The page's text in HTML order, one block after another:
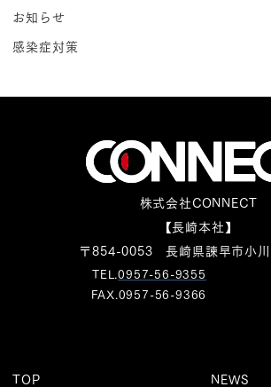
お知らせ
感染症対策
株式会社CONNECT
【長崎本社】
〒854-0053 長崎県諫早市小
TEL.0957-56-9355
FAX.0957-56-9366
TOP NEWS